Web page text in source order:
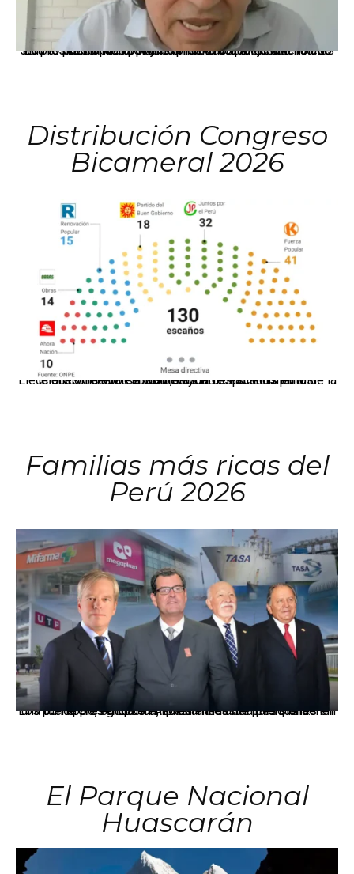
La presidenta Keiko Fujimori informó que la solicitud de indulto presentada por el expresidente Alejandro Toledo será evaluada por la Comisión de Gracias Presidenciales conforme al procedimiento establecido.
Distribución Congreso
Bicameral 2026
El JNE oficializó la distribución de escaños para la elección de 60 senadores y 130 diputados en las Elecciones Generales 2026, tras el restablecimiento de la Bicameralidad.
Familias más ricas del
Perú 2026
Los principales grupos empresariales del país mantienen una fuerte presencia en Áncash mediante inversiones en comercio, educación, salud e industria pesquera.
El Parque Nacional
Huascarán